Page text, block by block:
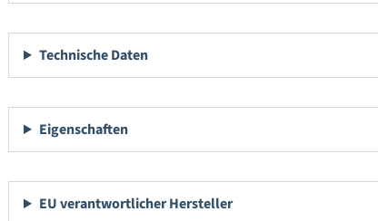
Technische Daten
Eigenschaften
EU verantwortlicher Hersteller